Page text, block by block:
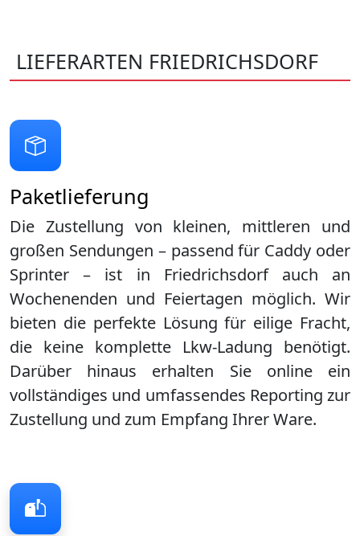
LIEFERARTEN FRIEDRICHSDORF
Paketlieferung
Die Zustellung von kleinen, mittleren und
großen Sendungen – passend für Caddy oder
Sprinter – ist in Friedrichsdorfauch an
Wochenenden und Feiertagen möglich. Wir
bieten die perfekte Lösung für eilige Fracht,
die keine komplette Lkw-Ladung benötigt.
Darüber hinaus erhalten Sie online ein
vollständiges und umfassendes Reporting zur
Zustellung und zum Empfang Ihrer Ware.